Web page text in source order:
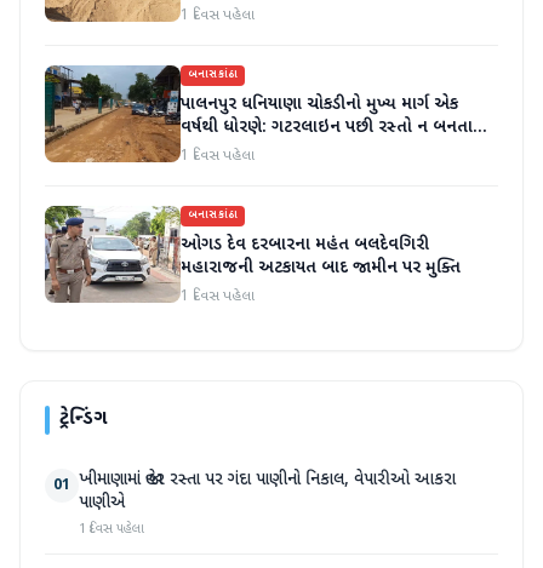
1 દિવસ પહેલા
બનાસકાંઠા
પાલનપુર ધનિયાણા ચોકડીનો મુખ્ય માર્ગ એક
વર્ષથી ધોરણે: ગટરલાઇન પછી રસ્તો ન બનતા
હાલાકી
1 દિવસ પહેલા
બનાસકાંઠા
ઓગડ દેવ દરબારના મહંત બલદેવગિરી
મહારાજની અટકાયત બાદ જામીન પર મુક્તિ
1 દિવસ પહેલા
ટ્રેન્ડિંગ
01 ખીમાણામાં જાહેર રસ્તા પર ગંદા પાણીનો નિકાલ, વેપારીઓ આકરા
પાણીએ
1 દિવસ પહેલા